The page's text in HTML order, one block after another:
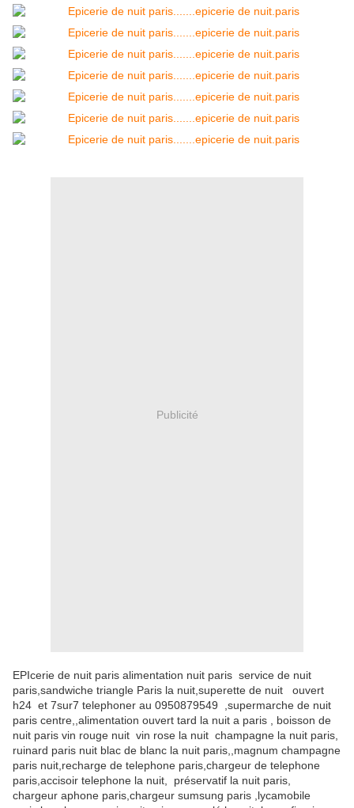
Publicité
EPIcerie de nuit paris alimentation nuit paris service de nuit
paris,sandwiche triangle Paris la nuit,superette de nuit ouvert
h24 et 7sur7 telephoner au 0950879549 ,supermarche de nuit
paris centre,,alimentation ouvert tard la nuit a paris , boisson de
nuit paris vin rouge nuit vin rose la nuit champagne la nuit paris,
ruinard paris nuit blac de blanc la nuit paris,,magnum champagne
paris nuit,recharge de telephone paris,chargeur de telephone
paris,accisoir telephone la nuit, préservatif la nuit paris,
chargeur aphone paris,chargeur sumsung paris ,lycamobile